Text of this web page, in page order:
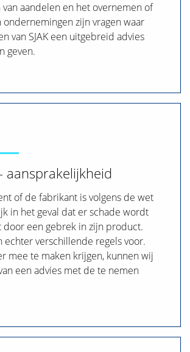
van aandelen en het overnemen of
ondernemingen zijn vragen waar
van SJAK een uitgebreid advies
geven.
aansprakelijkheid
of de fabrikant is volgens de wet
in het geval dat er schade wordt
door een gebrek in zijn product.
echter verschillende regels voor.
mee te maken krijgen, kunnen wij
een advies met de te nemen